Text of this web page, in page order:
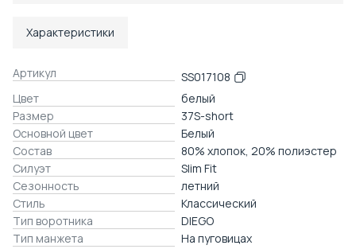
Характеристики
Артикул
SS017108
Цвет
белый
Размер
37S-short
Основной цвет
Белый
Состав
80% хлопок, 20% полиэстер
Силуэт
Slim Fit
Сезонность
летний
Стиль
Классический
Тип воротника
DIEGO
Тип манжета
На пуговицах